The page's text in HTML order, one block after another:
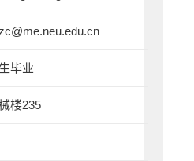
毕业
楼235